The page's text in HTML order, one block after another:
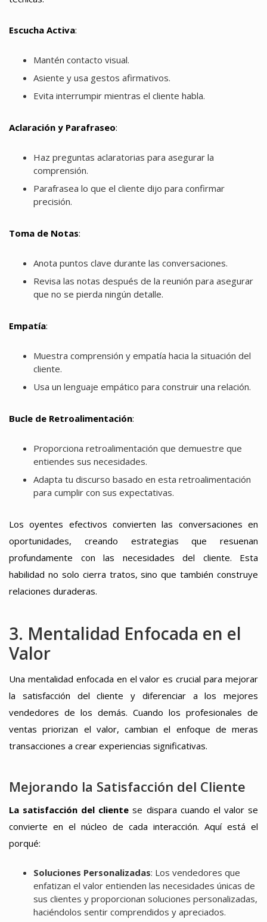
Escucha Activa:
Mantén contacto visual.
Asiente y usa gestos afirmativos.
Evita interrumpir mientras el cliente habla.
Aclaración y Parafraseo:
Haz preguntas aclaratorias para asegurar la
comprensión.
Parafrasea lo que el cliente dijo para confirmar
precisión.
Toma de Notas:
Anota puntos clave durante las conversaciones.
Revisa las notas después de la reunión para asegurar
que no se pierda ningún detalle.
Empatía:
Muestra comprensión y empatía hacia la situación del
cliente.
Usa un lenguaje empático para construir una relación.
Bucle de Retroalimentación:
Proporciona retroalimentación que demuestre que
entiendes sus necesidades.
Adapta tu discurso basado en esta retroalimentación
para cumplir con sus expectativas.
Los oyentes efectivos convierten las conversaciones en
oportunidades, creando estrategias que resuenan
profundamente con las necesidades del cliente. Esta
habilidad no solo cierra tratos, sino que también construye
relaciones duraderas.
3. Mentalidad Enfocada en el
Valor
Una mentalidad enfocada en el valor es crucial para mejorar
la satisfacción del cliente y diferenciar a los mejores
vendedores de los demás. Cuando los profesionales de
ventas priorizan el valor, cambian el enfoque de meras
transacciones a crear experiencias significativas.
Mejorando la Satisfacción del Cliente
La satisfacción del cliente se dispara cuando el valor se
convierte en el núcleo de cada interacción. Aquí está el
porqué:
Soluciones Personalizadas: Los vendedores que
enfatizan el valor entienden las necesidades únicas de
sus clientes y proporcionan soluciones personalizadas,
haciéndolos sentir comprendidos y apreciados.